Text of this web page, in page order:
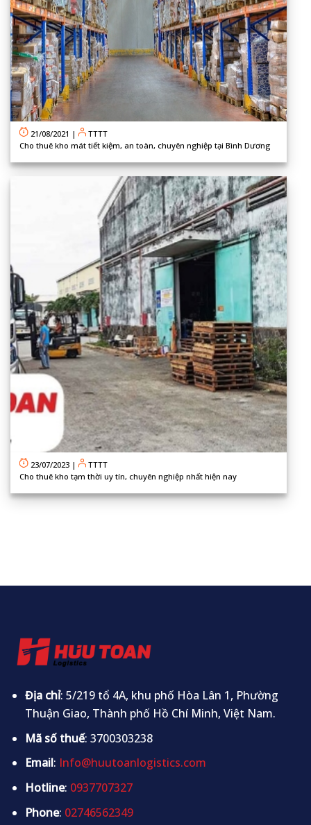
21/08/2021 |
TTTT
Cho thuê kho mát tiết kiệm, an toàn, chuyên nghiệp tại Bình Dương
23/07/2023 |
TTTT
Cho thuê kho tạm thời uy tín, chuyên nghiệp nhất hiện nay
Địa chỉ: 5/219 tổ 4A, khu phố Hòa Lân 1, Phường
Thuận Giao, Thành phố Hồ Chí Minh, Việt Nam.
Mã số thuế: 3700303238
Email: Info@huutoanlogistics.com
Hotline: 0937707327
Phone: 02746562349